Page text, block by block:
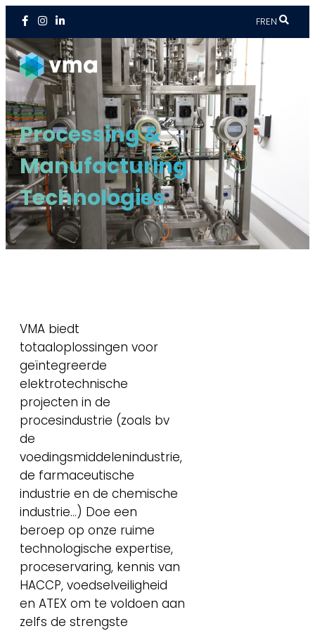
FREN
Processing &
Manufacturing
Technologies
VMA biedt
totaaloplossingen voor
geïntegreerde
elektrotechnische
projecten in de
procesindustrie (zoals bv
de
voedingsmiddelenindustrie,
de farmaceutische
industrie en de chemische
industrie…) Doe een
beroep op onze ruime
technologische expertise,
proceservaring, kennis van
HACCP, voedselveiligheid
en ATEX om te voldoen aan
zelfs de strengste